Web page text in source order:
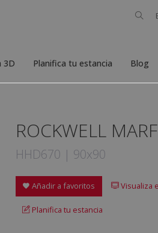
3D Planifica tu estancia Blog
ROCKWELL
HHD670 | 90x90
Añadir a favoritos Visualiza
Planifica tu estancia